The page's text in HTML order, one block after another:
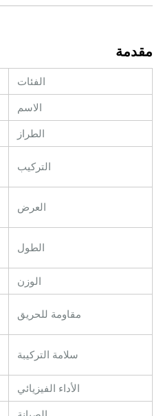
مقدمة
الفئات
الاسم
الطراز
التركيب
العرض
الطول
الوزن
مقاومة للحريق
سلامة التركيبة
الأداء الفيزيائي